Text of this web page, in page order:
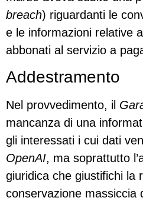
breach) riguardanti le
e le informazioni relative
abbonati al servizio a
Addestramento
Nel provvedimento, il
mancanza di una
gli interessati i cui dati
OpenAI, ma soprattutto
giuridica che giustifichi la
conservazione massiccia